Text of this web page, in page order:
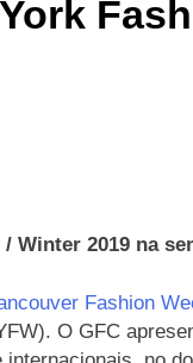
2019 na
Fashion
O GFC